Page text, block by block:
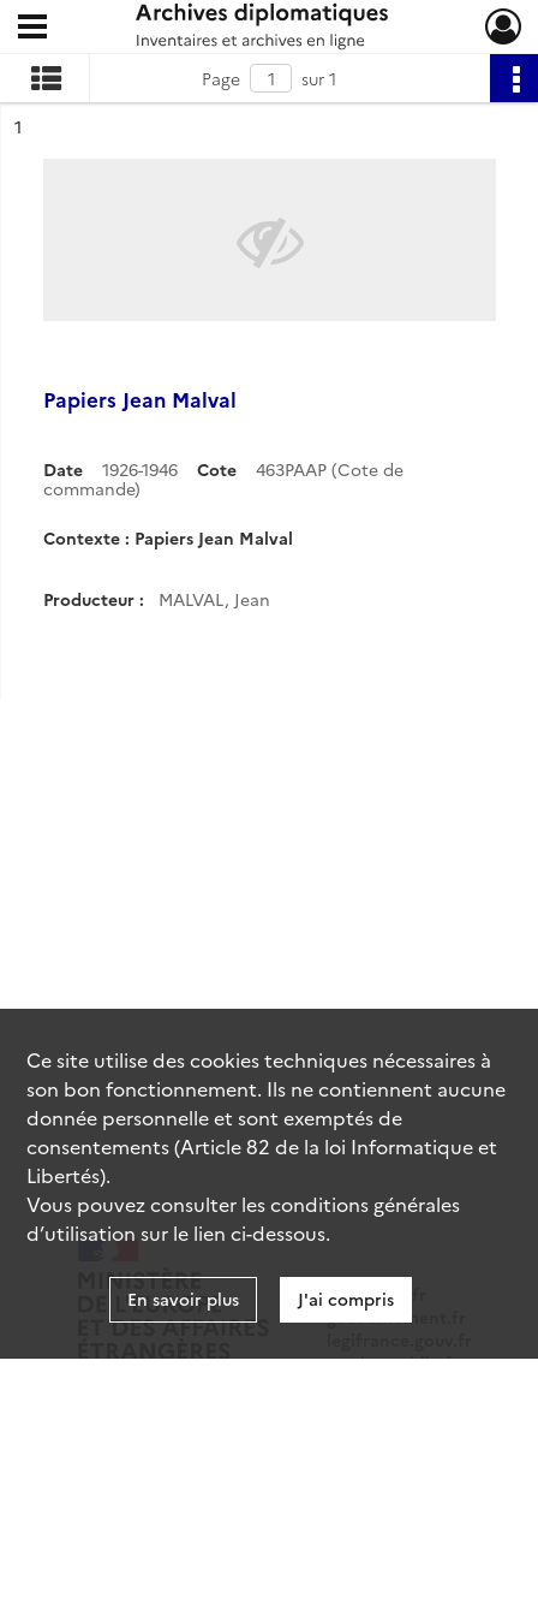
Archives diplomatiques
Ouvrir le menu déroulant
Page
sur 1
n°
1
Papiers Jean Malval
Date 1926-1946 Cote
463PAAP (Cote de
commande)
Contexte : Papiers Jean Malval
Producteur : MALVAL, Jean
data.gouv.fr
gouvernement.fr
service-public.fr
Ce site utilise descookiestechniques nécessaires à
son bon fonctionnement. Ils ne contiennent aucune
donnée personnelle et sont exemptés de
consentements (Article 82 de la loi Informatique et
Libertés).
Vous pouvez consulter les conditions générales
d’utilisation sur le lien ci-dessous.
En savoir plus J'ai compris